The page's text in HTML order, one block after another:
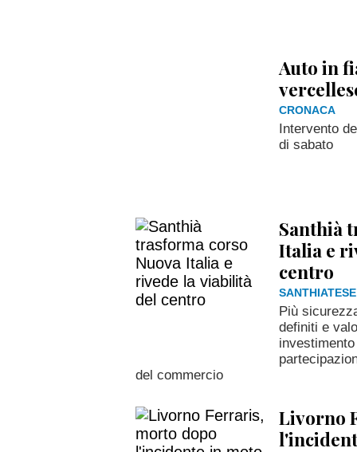
Auto in
CRONACA
Intervento
di sabato
Santhià
Italia e
centro
SANTHIATESE
Più
definiti e
del commercio
Livorno